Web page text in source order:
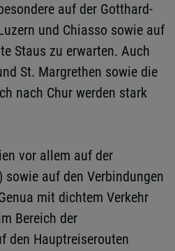
auf der Gotthard-
und Chiasso sowie auf
Staus zu erwarten. Auch
St. Margrethen sowie die
nach Chur werden stark
vor allem auf der
sowie auf den Verbindungen
mit dichtem Verkehr
Bereich der
den Hauptreiserouten